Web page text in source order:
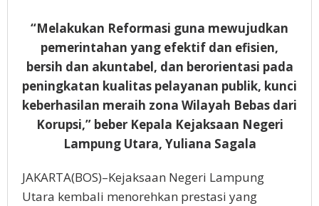
“Melakukan Reformasi guna mewujudkan
pemerintahan yang efektif dan efisien,
bersih dan akuntabel, dan berorientasi pada
peningkatan kualitas pelayanan publik, kunci
keberhasilan meraih zona Wilayah Bebas dari
Korupsi,” beber Kepala Kejaksaan Negeri
Lampung Utara, Yuliana Sagala
JAKARTA(BOS)–Kejaksaan Negeri Lampung
Utara kembali menorehkan prestasi yang